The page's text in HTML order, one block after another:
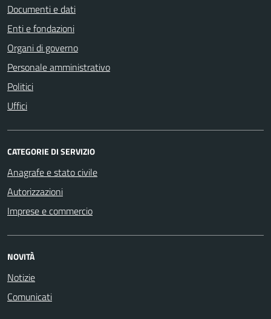
Documenti e dati
Enti e fondazioni
Organi di governo
Personale amministrativo
Politici
Uffici
CATEGORIE DI SERVIZIO
Anagrafe e stato civile
Autorizzazioni
Imprese e commercio
NOVITÀ
Notizie
Comunicati